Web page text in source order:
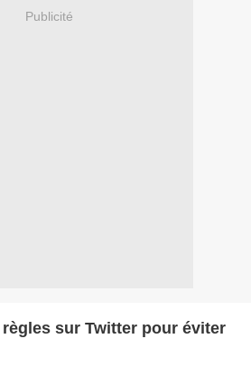
Publicité
sur Twitter pour éviter